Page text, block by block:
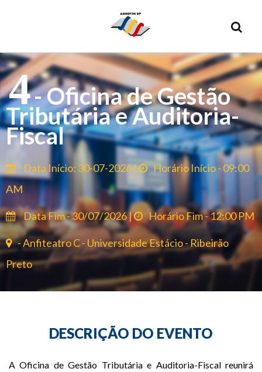
4- Oficina de Gestão
Tributária e Auditoria-
Fiscal
Data Início: 30-07-2026 |
Horário Início - 09:00
AM
Data Fim - 30/07/2026 | Horário Fim - 12:00 PM
- Anfiteatro C - Universidade Estácio - Ribeirão
Preto
DESCRIÇÃO DO EVENTO
A Oficina de Gestão Tributária e Auditoria-Fiscal reunirá